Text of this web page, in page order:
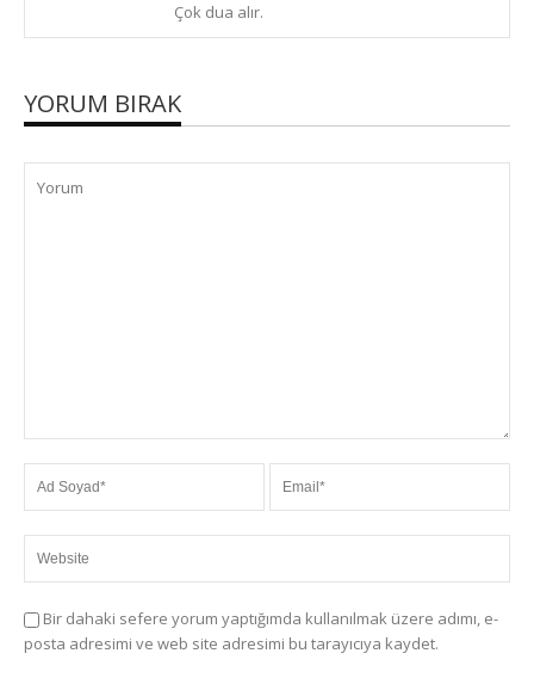
Çok dua alır.
YORUM BIRAK
Bir dahaki sefere yorum yaptığımda kullanılmak üzere adımı, e-
posta adresimi ve web site adresimi bu tarayıcıya kaydet.